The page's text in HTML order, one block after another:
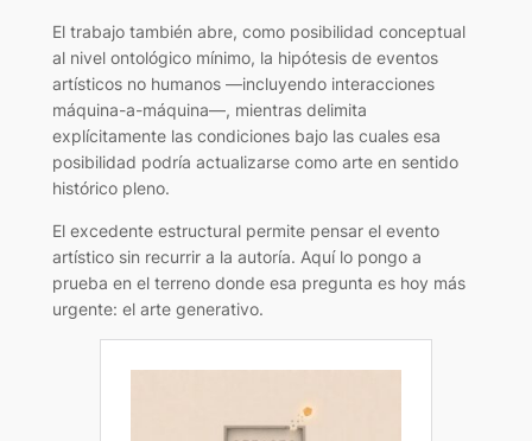
El trabajo también abre, como posibilidad conceptual
al nivel ontológico mínimo, la hipótesis de eventos
artísticos no humanos —incluyendo interacciones
máquina-a-máquina—, mientras delimita
explícitamente las condiciones bajo las cuales esa
posibilidad podría actualizarse como arte en sentido
histórico pleno.
El excedente estructural permite pensar el evento
artístico sin recurrir a la autoría. Aquí lo pongo a
prueba en el terreno donde esa pregunta es hoy más
urgente: el arte generativo.